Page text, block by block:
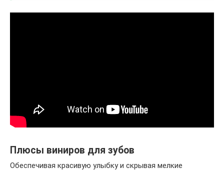
Плюсы виниров для зубов
Обеспечивая красивую улыбку и скрывая мелкие